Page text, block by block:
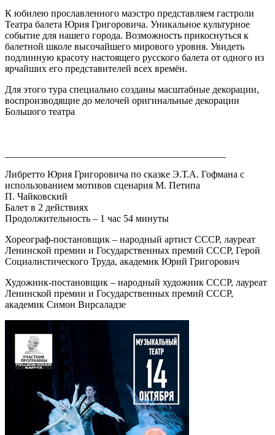
К юбилею прославленного маэстро представляем гастроли
Театра балета Юрия Григоровича. Уникальное культурное
событие для нашего города. Возможность прикоснуться к
балетной школе высочайшего мирового уровня. Увидеть
подлинную красоту настоящего русского балета от одного из
ярчайших его представителей всех времён.
Для этого тура специально созданы масштабные декорации,
воспроизводящие до мелочей оригинальные декорации
Большого театра
Либретто Юрия Григоровича по сказке Э.Т.А. Гофмана с
использованием мотивов сценария М. Петипа
П. Чайковский
Балет в 2 действиях
Продолжительность – 1 час 54 минуты
Хореограф-постановщик – народный артист СССР, лауреат
Ленинской премии и Государственных премий СССР, Герой
Социалистического Труда, академик Юрий Григорович
Художник-постановщик – народный художник СССР, лауреат
Ленинской премии и Государственных премий СССР,
академик Симон Вирсаладзе